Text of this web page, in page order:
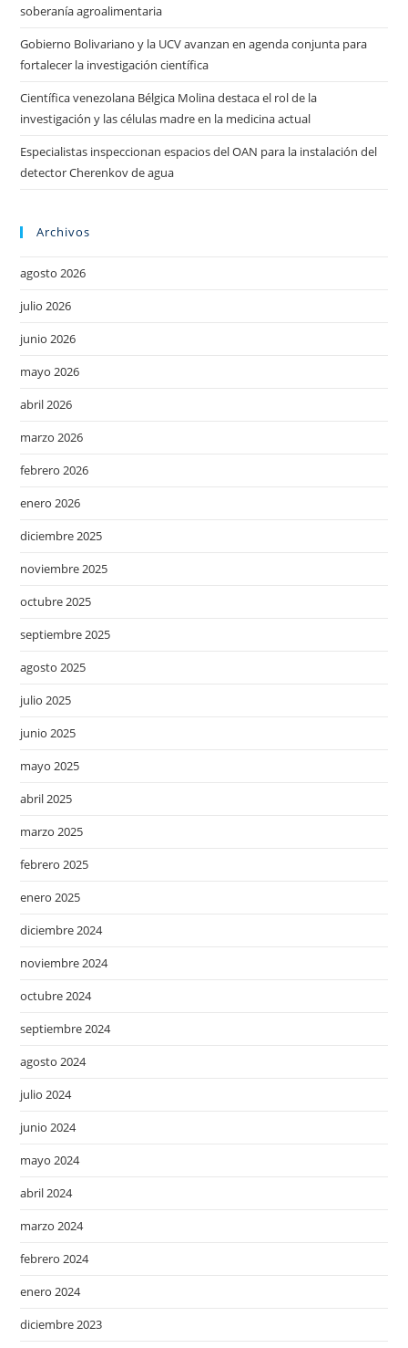
soberanía agroalimentaria
Gobierno Bolivariano y la UCV avanzan en agenda conjunta para
fortalecer la investigación científica
Científica venezolana Bélgica Molina destaca el rol de la
investigación y las células madre en la medicina actual
Especialistas inspeccionan espacios del OAN para la instalación del
detector Cherenkov de agua
Archivos
agosto 2026
julio 2026
junio 2026
mayo 2026
abril 2026
marzo 2026
febrero 2026
enero 2026
diciembre 2025
noviembre 2025
octubre 2025
septiembre 2025
agosto 2025
julio 2025
junio 2025
mayo 2025
abril 2025
marzo 2025
febrero 2025
enero 2025
diciembre 2024
noviembre 2024
octubre 2024
septiembre 2024
agosto 2024
julio 2024
junio 2024
mayo 2024
abril 2024
marzo 2024
febrero 2024
enero 2024
diciembre 2023